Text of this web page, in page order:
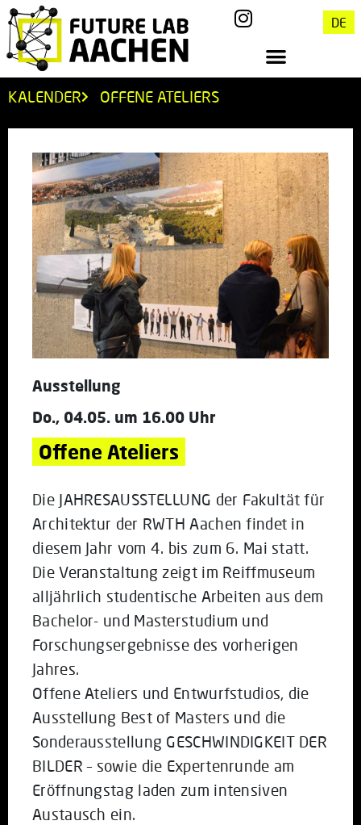
DE
KALENDER OFFENE ATELIERS
Ausstellung
Do., 04.05. um 16.00 Uhr
Offene Ateliers
Die JAHRESAUSSTELLUNG der Fakultät für
Architektur der RWTH Aachen findet in
diesem Jahr vom 4. bis zum 6. Mai statt.
Die Veranstaltung zeigt im Reiffmuseum
alljährlich studentische Arbeiten aus dem
Bachelor- und Masterstudium und
Forschungsergebnisse des vorherigen
Jahres.
Offene Ateliers und Entwurfstudios, die
Ausstellung Best of Masters und die
Sonderausstellung GESCHWINDIGKEIT DER
BILDER – sowie die Expertenrunde am
Eröffnungstag laden zum intensiven
Austausch ein.